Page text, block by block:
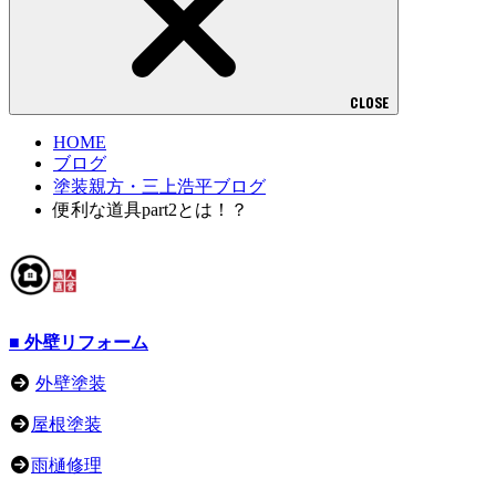
CLOSE
HOME
ブログ
塗装親方・三上浩平ブログ
便利な道具part2とは！？
■ 外壁リフォーム
外壁塗装
屋根塗装
雨樋修理